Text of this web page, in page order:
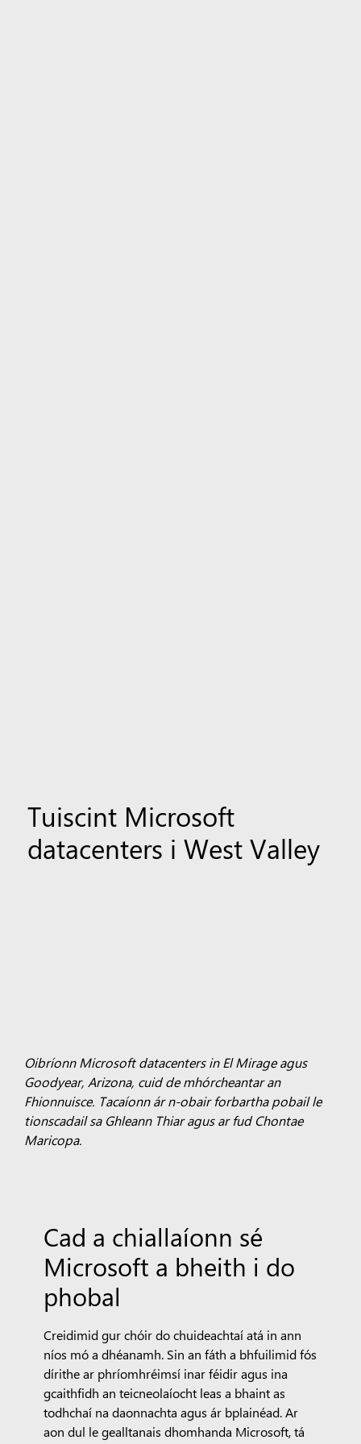
Tuiscint Microsoft
datacenters i West Valley
Oibríonn Microsoft datacenters in El Mirage agus
Goodyear, Arizona, cuid de mhórcheantar an
Fhionnuisce. Tacaíonn ár n-obair forbartha pobail le
tionscadail sa Ghleann Thiar agus ar fud Chontae
Maricopa.
Cad a chiallaíonn sé
Microsoft a bheith i do
phobal
Creidimid gur chóir do chuideachtaí atá in ann
níos mó a dhéanamh. Sin an fáth a bhfuilimid fós
dírithe ar phríomhréimsí inar féidir agus ina
gcaithfidh an teicneolaíocht leas a bhaint as
todhchaí na daonnachta agus ár bplainéad. Ar
aon dul le gealltanais dhomhanda Microsoft, tá